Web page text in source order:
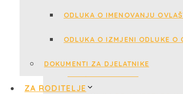
ODLUKA O IMENOVANJU
ODLUKA O IZMJENI ODLUKE O
DOKUMENTI ZA DJELATNIKE
ZA RODITELJE